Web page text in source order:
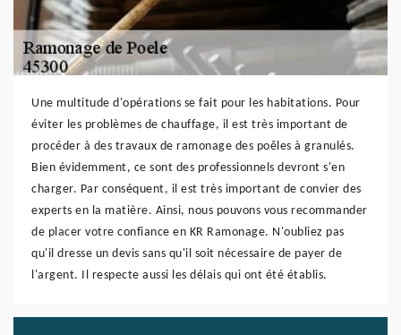
Une multitude d'opérations se fait pour les habitations. Pour
éviter les problèmes de chauffage, il est très important de
procéder à des travaux de ramonage des poêles à granulés.
Bien évidemment, ce sont des professionnels devront s'en
charger. Par conséquent, il est très important de convier des
experts en la matière. Ainsi, nous pouvons vous recommander
de placer votre confiance en KR Ramonage. N'oubliez pas
qu'il dresse un devis sans qu'il soit nécessaire de payer de
l'argent. Il respecte aussi les délais qui ont été établis.